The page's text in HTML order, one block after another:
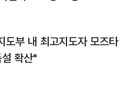
도부 내 최고지도자 모즈타
확산"